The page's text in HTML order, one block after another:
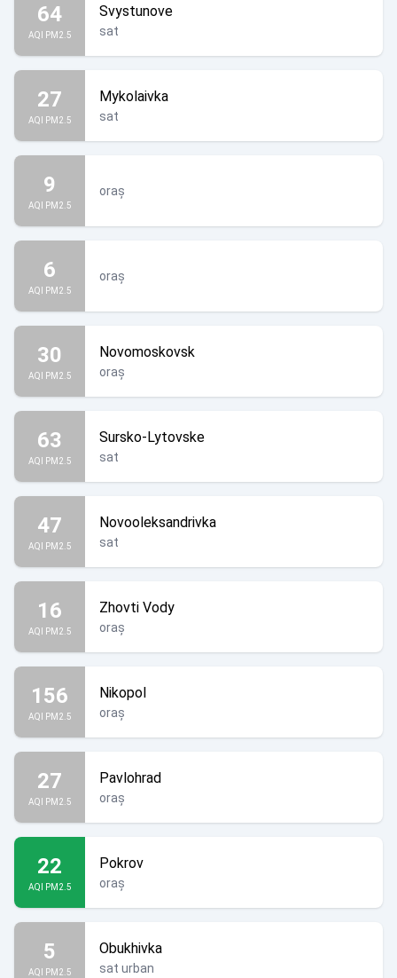
64
AQI PM2.5
Svystunove
sat
27
AQI PM2.5
Mykolaivka
sat
9
AQI PM2.5
oraș
6
AQI PM2.5
oraș
30
AQI PM2.5
Novomoskovsk
oraș
63
AQI PM2.5
Sursko-Lytovske
sat
47
AQI PM2.5
Novooleksandrivka
sat
16
AQI PM2.5
Zhovti Vody
oraș
156
AQI PM2.5
Nikopol
oraș
27
AQI PM2.5
Pavlohrad
oraș
22
AQI PM2.5
Pokrov
oraș
5
AQI PM2.5
Obukhivka
sat urban